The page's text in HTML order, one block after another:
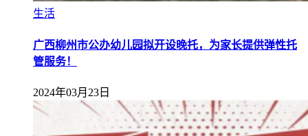
生活
广西柳州市公办幼儿园拟开设晚托，为家长提供弹性托
管服务！
2024年03月23日